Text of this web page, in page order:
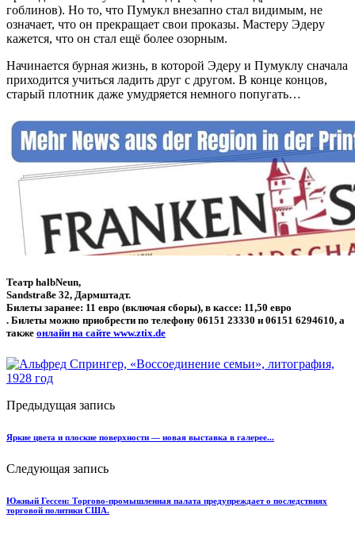
гоблинов). Но то, что Пумукл внезапно стал видимым, не
означает, что он прекращает свои проказы. Мастеру Эдеру
кажется, что он стал ещё более озорным.
Начинается бурная жизнь, в которой Эдеру и Пумуклу сначала
приходится учиться ладить друг с другом. В конце концов,
старый плотник даже умудряется немного попугать…
Театр halbNeun,
Sandstraße 32, Дармштадт.
Билеты заранее: 11 евро (включая сборы), в кассе: 11,50 евро
. Билеты можно приобрести по телефону 06151 23330 и 06151 6294610, а
также онлайн на сайте www.ztix.de
Предыдущая запись
Яркие цвета и плоские поверхности — новая выставка в галерее...
Следующая запись
Южный Гессен: Торгово-промышленная палата предупреждает о последствиях
торговой политики США.